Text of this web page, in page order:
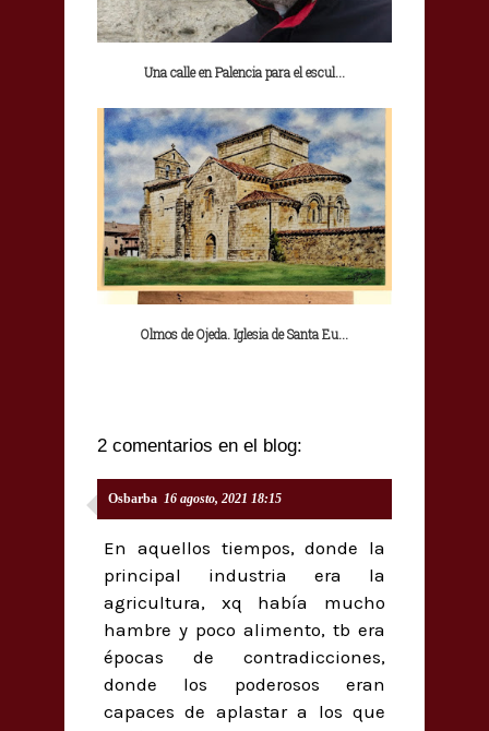
Una calle en Palencia para el escul...
Olmos de Ojeda. Iglesia de Santa Eu...
2 comentarios en el blog:
Osbarba 16 agosto, 2021 18:15
En aquellos tiempos, donde la
principal industria era la
agricultura, xq había mucho
hambre y poco alimento, tb era
épocas de contradicciones,
donde los poderosos eran
capaces de aplastar a los que